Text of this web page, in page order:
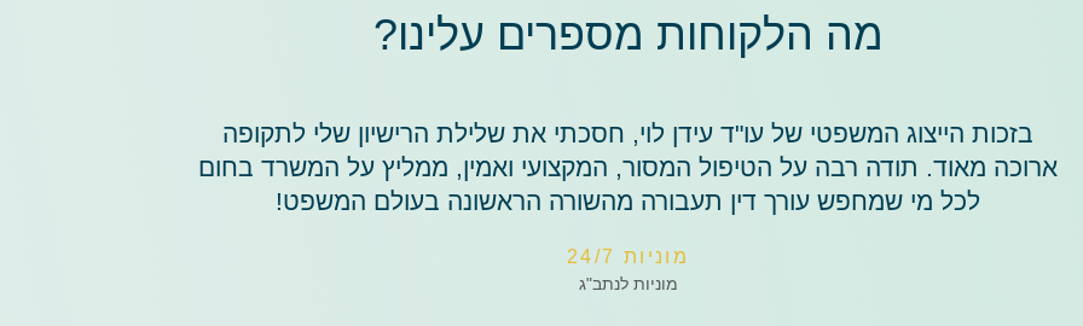
מה הלקוחות מספרים עלינו?
בזכות הייצוג המשפטי של עו"ד עידן לוי, חסכתי את שלילת הרישיון שלי לתקופה
ארוכה מאוד. תודה רבה על הטיפול המסור, המקצועי ואמין, ממליץ על המשרד בחום
לכל מי שמחפש עורך דין תעבורה מהשורה הראשונה בעולם המשפט!
מוניות 24/7
מוניות לנתב"ג